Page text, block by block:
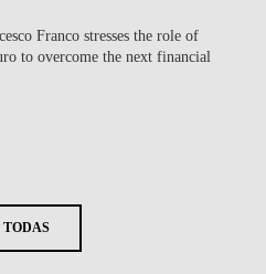
Franco stresses the role of
to overcome the next financial
TODAS